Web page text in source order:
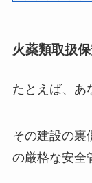
火薬類取扱
たとえば、あ
その建設の裏
の厳格な安全